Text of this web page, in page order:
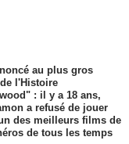
au plus gros
l'Histoire
: il y a 18 ans,
a refusé de jouer
des meilleurs films de
de tous les temps